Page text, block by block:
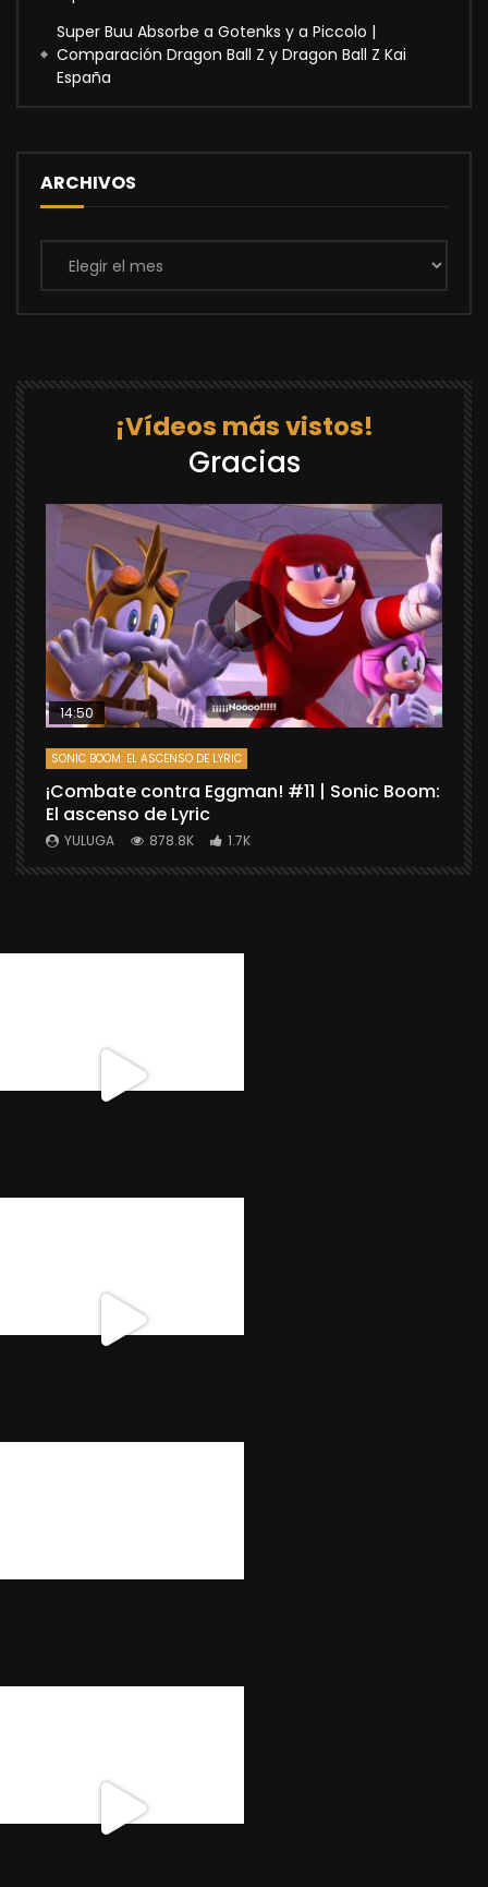
Super Buu Absorbe a Gotenks y a Piccolo |
Comparación Dragon Ball Z y Dragon Ball Z Kai
España
ARCHIVOS
Archivos
¡Vídeos más vistos!
Gracias
14:50
SONIC BOOM: EL ASCENSO DE LYRIC
¡Combate contra Eggman! #11 | Sonic Boom:
El ascenso de Lyric
YULUGA 878.8K 1.7K